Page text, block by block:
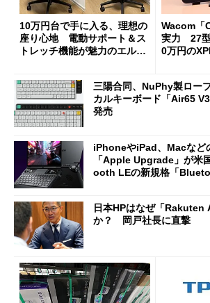
10万円台で手に入る、理想の
座り心地 電動サポート＆ス
トレッチ機能が魅力のエルゴ
Wacom「
実力 27型
0万円の
三陽合同、NuPhy製ロー
カルキーボード「Air65
発売
iPhoneやiPad、Macなど
「Apple Upgrade」が米
ooth LEの新規格「
日本HPはなぜ「Rakuten
か？ 岡戸社長に直撃